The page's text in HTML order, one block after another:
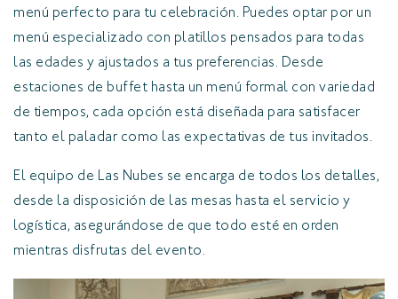
menú perfecto para tu celebración. Puedes optar por un
menú especializado con platillos pensados para todas
las edades y ajustados a tus preferencias. Desde
estaciones de buffet hasta un menú formal con variedad
de tiempos, cada opción está diseñada para satisfacer
tanto el paladar como las expectativas de tus invitados.
El equipo de Las Nubes se encarga de todos los detalles,
desde la disposición de las mesas hasta el servicio y
logística, asegurándose de que todo esté en orden
mientras disfrutas del evento.